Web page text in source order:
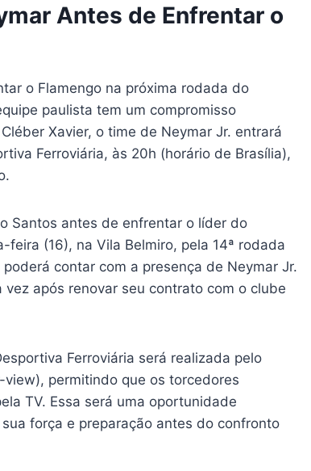
Antes de Enfrentar o
o Flamengo na próxima rodada do
paulista tem um compromisso
Xavier, o time de Neymar Jr. entrará
Ferroviária, às 20h (horário de Brasília),
Santos antes de enfrentar o líder do
(16), na Vila Belmiro, pela 14ª rodada
contar com a presença de Neymar Jr.
após renovar seu contrato com o clube
Ferroviária será realizada pelo
permitindo que os torcedores
TV. Essa será uma oportunidade
força e preparação antes do confronto